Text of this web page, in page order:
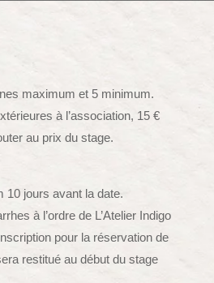
maximum et 5 minimum.
à l’association, 15 €
au prix du stage.
10 jours avant la date.
à l’ordre de L’Atelier Indigo
pour la réservation de
restitué au début du stage